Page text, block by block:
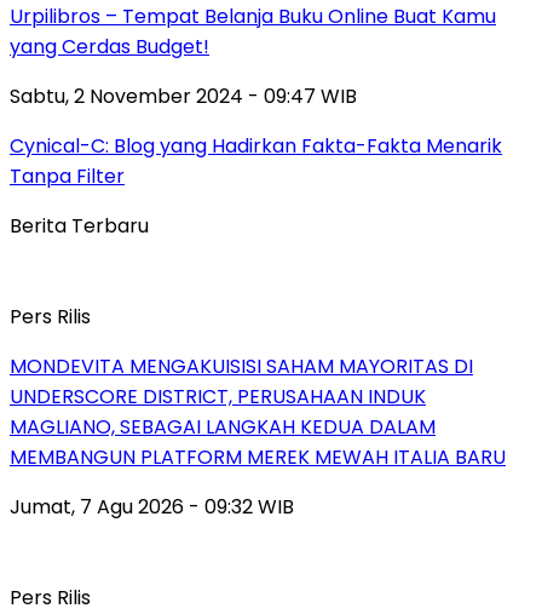
Urpilibros – Tempat Belanja Buku Online Buat Kamu
yang Cerdas Budget!
Sabtu, 2 November 2024 - 09:47 WIB
Cynical-C: Blog yang Hadirkan Fakta-Fakta Menarik
Tanpa Filter
Berita Terbaru
Pers Rilis
MONDEVITA MENGAKUISISI SAHAM MAYORITAS DI
UNDERSCORE DISTRICT, PERUSAHAAN INDUK
MAGLIANO, SEBAGAI LANGKAH KEDUA DALAM
MEMBANGUN PLATFORM MEREK MEWAH ITALIA BARU
Jumat, 7 Agu 2026 - 09:32 WIB
Pers Rilis